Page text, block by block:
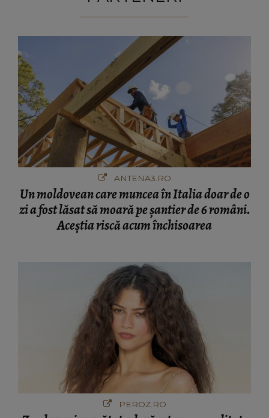
ANTENA3.RO
Un moldovean care muncea în Italia doar de o
zi a fost lăsat să moară pe şantier de 6 români.
Aceștia riscă acum închisoarea
PEROZ.RO